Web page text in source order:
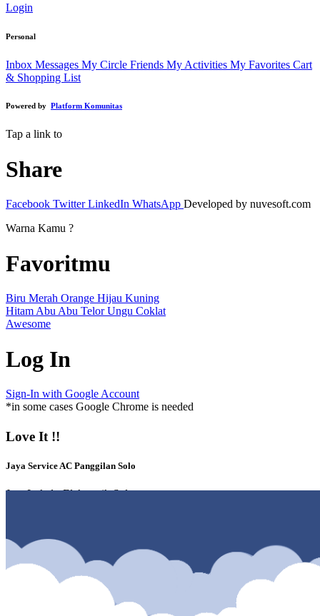
Login
Personal
Inbox Messages My Circle Friends My Activities My Favorites Cart
& Shopping List
Powered by Platform Komunitas
Tap a link to
Share
Facebook Twitter LinkedIn WhatsApp Developed by nuvesoft.com
Warna Kamu ?
Favoritmu
Biru Merah Orange Hijau Kuning
Hitam Abu Abu Telor Ungu Coklat
Awesome
Log In
Sign-In with Google Account
*in some cases Google Chrome is needed
Love It !!
Jaya Service AC Panggilan Solo
Jasa Lokal - Elektronik Solo